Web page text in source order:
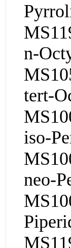
n-
tert-
iso-
neo-